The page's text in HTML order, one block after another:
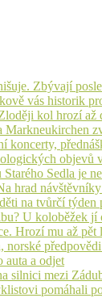
Zbývají
vás historik
kol hrozí až
objevů
Sedla je
hrad
na tvůrčí
U koloběžek jí
Hrozí mu až pět
auta a odjet
silnici mezi
pomáhali